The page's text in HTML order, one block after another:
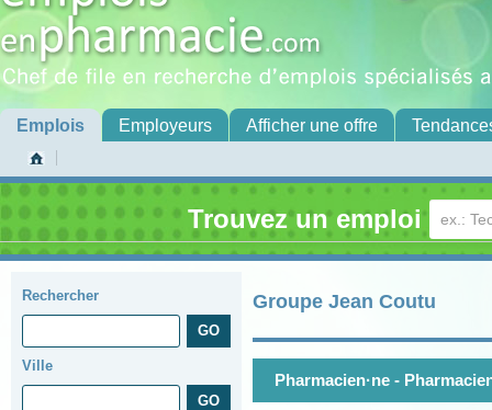
Emplois Employeurs Afficher une offre
Trouvez un emploi
Rechercher
Ville
Groupe Jean Coutu
Pharmacien·ne -